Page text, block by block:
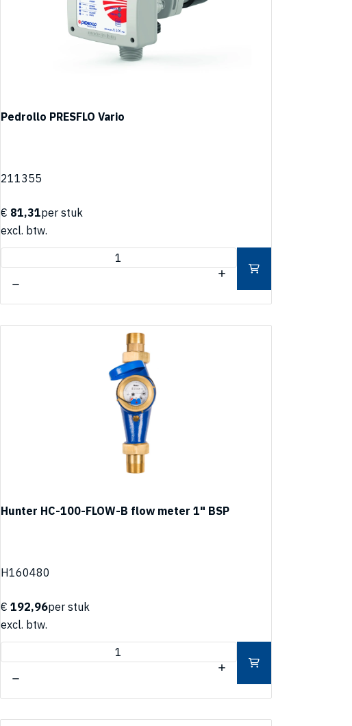
Pedrollo PRESFLO Vario
211355
€ 81,31per stuk
excl. btw.
Hunter HC-100-FLOW-B flow meter 1" BSP
H160480
€ 192,96per stuk
excl. btw.